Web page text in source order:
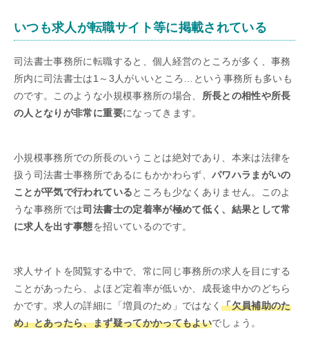
いつも求人が転職サイト等に掲載されている
司法書士事務所に転職すると、個人経営のところが多く、事務
所内に司法書士は1～3人がいいところ…という事務所も多いも
のです。このような小規模事務所の場合、 所長との相性や所長
の人となりが非常に重要になってきます。
小規模事務所での所長のいうことは絶対であり、本来は法律を
扱う司法書士事務所であるにもかかわらず、 パワハラまがいの
ことが平気で行われているところも少なくありません。このよ
うな事務所では司法書士の定着率が極めて低く、結果として常
に求人を出す事態を招いているのです。
求人サイトを閲覧する中で、常に同じ事務所の求人を目にする
ことがあったら、よほど定着率が低いか、成長途中かのどちら
かです。求人の詳細に「増員のため」ではなく「欠員補助のた
め」とあったら、まず疑ってかかってもよいでしょう。